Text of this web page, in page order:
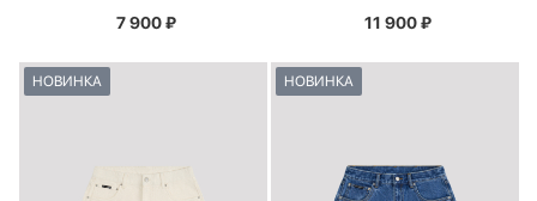
7 900₽ 11 900₽
НОВИНКА НОВИНКА